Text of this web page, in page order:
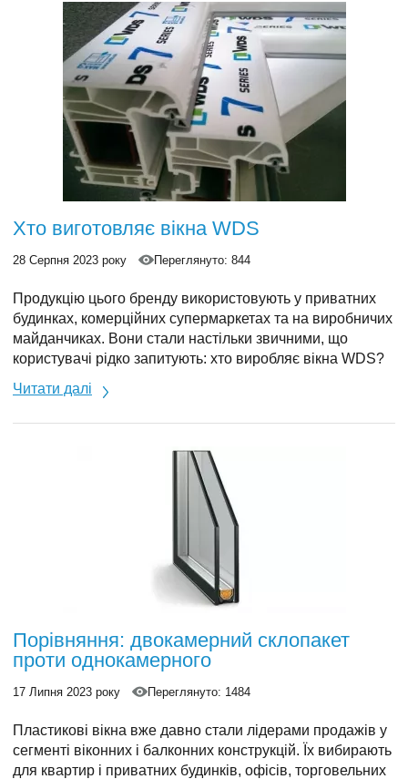
Хто виготовляє вікна WDS
28 Серпня 2023 року Переглянуто: 844
Продукцію цього бренду використовують у приватних
будинках, комерційних супермаркетах та на виробничих
майданчиках. Вони стали настільки звичними, що
користувачі рідко запитують: хто виробляє вікна WDS?
саме, що і стандарт якості в металопластикових
Читати далі
Порівняння: двокамерний склопакет
проти однокамерного
17 Липня 2023 року Переглянуто: 1484
Пластикові вікна вже давно стали лідерами продажів у
сегменті віконних і балконних конструкцій. Їх вибирають
для квартир і приватних будинків, офісів, торговельних